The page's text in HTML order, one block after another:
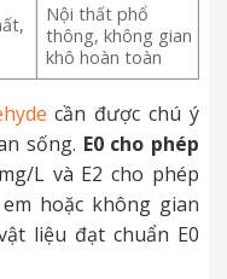
Nội thất phổ
thông, không gian
khô hoàn toàn
cần được chú ý
sống. E0 cho phép
L và E2 cho phép
hoặc không gian
liệu đạt chuẩn E0